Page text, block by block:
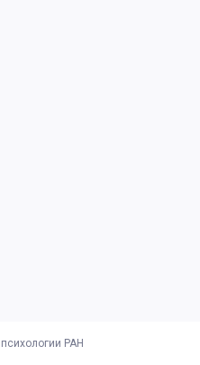
психологии РАН